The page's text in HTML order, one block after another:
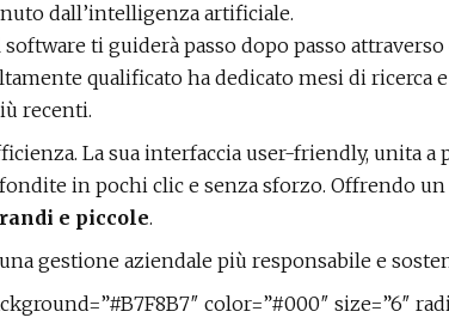
dall’intelligenza artificiale.
ti guiderà passo dopo passo
qualificato ha dedicato mesi di ricerca
recenti.
La sua interfaccia user-friendly, unita
in pochi clic e senza sforzo. Offrendo
e piccole.
gestione aziendale più responsabile e
color=”#000″ size=”6″